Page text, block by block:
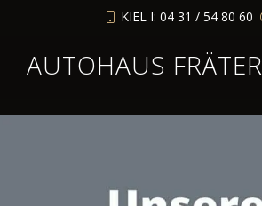
KIEL I: 04 31 / 54 80 60
AUTOHAUS FRÄTER